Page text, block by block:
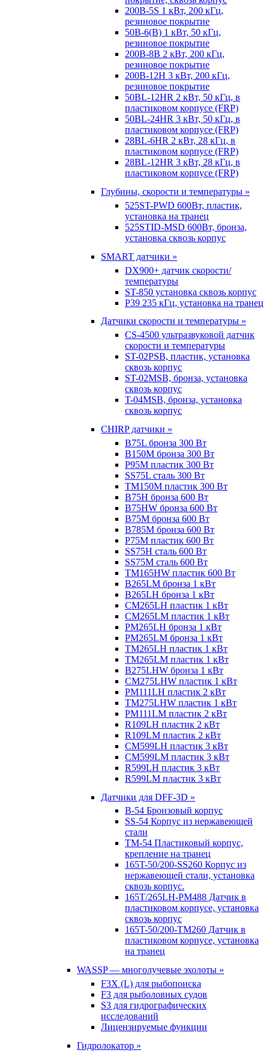
200B-5S 1 кВт, 200 кГц,
резиновое покрытие
50B-6(B) 1 кВт, 50 кГц,
резиновое покрытие
200B-8B 2 кВт, 200 кГц,
резиновое покрытие
200B-12H 3 кВт, 200 кГц,
резиновое покрытие
50BL-12HR 2 кВт, 50 кГц, в
пластиковом корпусе (FRP)
50BL-24HR 3 кВт, 50 кГц, в
пластиковом корпусе (FRP)
28BL-6HR 2 кВт, 28 кГц, в
пластиковом корпусе (FRP)
28BL-12HR 3 кВт, 28 кГц, в
пластиковом корпусе (FRP)
Глубины, скорости и температуры »
525ST-PWD 600Вт, пластик,
установка на транец
525STID-MSD 600Вт, бронза,
установка сквозь корпус
SMART датчики »
DX900+ датчик скорости/
температуры
ST-850 установка сквозь корпус
P39 235 кГц, установка на транец
Датчики скорости и температуры »
CS-4500 ультразвуковой датчик
скорости и температуры
ST-02PSB, пластик, установка
сквозь корпус
ST-02MSB, бронза, установка
сквозь корпус
T-04MSB, бронза, установка
сквозь корпус
CHIRP датчики »
B75L бронза 300 Вт
B150M бронза 300 Вт
P95M пластик 300 Вт
SS75L сталь 300 Вт
TM150M пластик 300 Вт
B75H бронза 600 Вт
B75HW бронза 600 Вт
B75M бронза 600 Вт
B785M бронза 600 Вт
P75M пластик 600 Вт
SS75H сталь 600 Вт
SS75M сталь 600 Вт
TM165HW пластик 600 Вт
B265LM бронза 1 кВт
B265LH бронза 1 кВт
CM265LH пластик 1 кВт
CM265LM пластик 1 кВт
PM265LH бронза 1 кВт
PM265LM бронза 1 кВт
TM265LH пластик 1 кВт
TM265LM пластик 1 кВт
B275LHW бронза 1 кВт
CM275LHW пластик 1 кВт
PM111LH пластик 2 кВт
TM275LHW пластик 1 кВт
PM111LM пластик 2 кВт
R109LH пластик 2 кВт
R109LM пластик 2 кВт
CM599LH пластик 3 кВт
CM599LM пластик 3 кВт
R599LH пластик 3 кВт
R599LM пластик 3 кВт
Датчики для DFF-3D »
B-54 Бронзовый корпус
SS-54 Корпус из нержавеющей
стали
TM-54 Пластиковый корпус,
крепление на транец
165T-50/200-SS260 Корпус из
нержавеющей стали, установка
сквозь корпус.
165T/265LH-PM488 Датчик в
пластиковом корпусе, установка
сквозь корпус
165T-50/200-TM260 Датчик в
пластиковом корпусе, установка
на транец
WASSP — многолучевые эхолоты »
F3X (L) для рыбопоиска
F3 для рыболовных судов
S3 для гидрографических
исследований
Лицензируемые функции
Гидролокатор »